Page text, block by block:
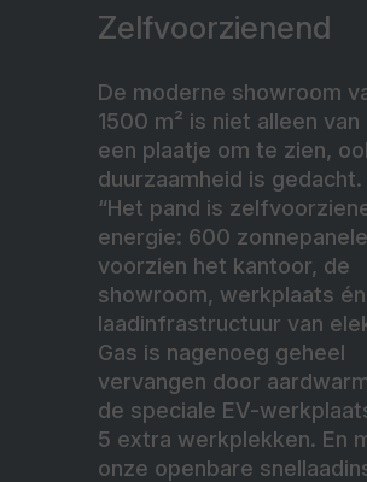
Zelfvoorzienend
De moderne showroom
1500 m² is niet alleen van
een plaatje om te zien,
duurzaamheid is
“Het pand is
energie: 600
voorzien het kantoor, de
showroom, werkplaats én
laadinfrastructuur van
Gas is nagenoeg geheel
vervangen door
de speciale EV-
5 extra werkplekken. En
onze openbare